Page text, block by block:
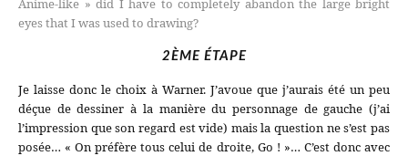
Anime-like » did I have to completely abandon the large bright
eyes that I was used to drawing?
2ÈME ÉTAPE
Je laisse donc le choix à Warner. J’avoue que j’aurais été un peu
déçue de dessiner à la manière du personnage de gauche (j’ai
l’impression que son regard est vide) mais la question ne s’est pas
posée… « On préfère tous celui de droite, Go ! »… C’est donc avec